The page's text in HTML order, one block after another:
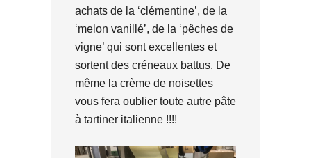
achats de la ‘clémentine’, de la
‘melon vanillé’, de la ‘pêches de
vigne’ qui sont excellentes et
sortent des créneaux battus. De
même la crème de noisettes
vous fera oublier toute autre pâte
à tartiner italienne !!!!